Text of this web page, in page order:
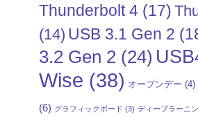
Thunderbolt 4 (17)
(14) USB 3.1 Gen 2
3.2 Gen 2 (24)
Wise (38) オープンデー (4)
(6) グラフィックボード (3) ディープラーニ